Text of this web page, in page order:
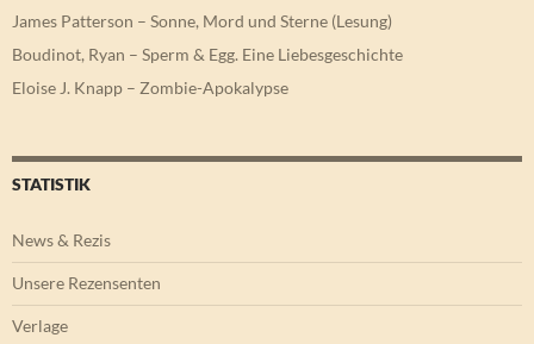
James Patterson – Sonne, Mord und Sterne (Lesung)
Boudinot, Ryan – Sperm & Egg. Eine Liebesgeschichte
Eloise J. Knapp – Zombie-Apokalypse
STATISTIK
News & Rezis
Unsere Rezensenten
Verlage